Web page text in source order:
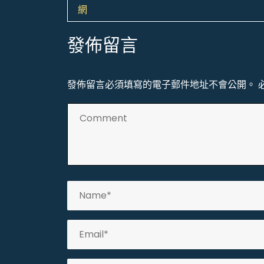
導
覽
網
發佈留言
發佈留言必須填寫的電子郵件地址不會公開。